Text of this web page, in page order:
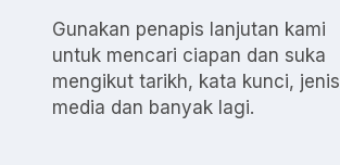
Gunakan penapis lanjutan kami
untuk mencari ciapan dan suka
mengikut tarikh, kata kunci, jenis
media dan banyak lagi.